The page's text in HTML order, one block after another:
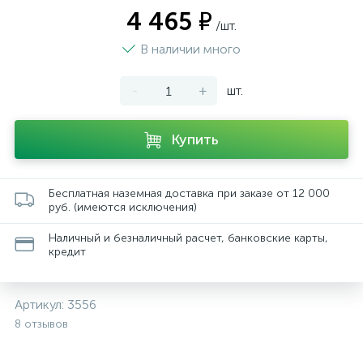
4 465 ₽ /шт.
В наличии много
- + шт.
Купить
Бесплатная наземная доставка при заказе от 12 000
руб. (имеются исключения)
Наличный и безналичный расчет, банковские карты,
кредит
Артикул: 3556
8 отзывов